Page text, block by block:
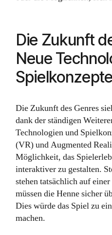
Die Zukunft
Neue
Spielkonzepte
Die Zukunft des Genres
dank der ständigen
Technologien und
(VR) und Augmented
Möglichkeit, das
interaktiver zu gestalten.
stehen tatsächlich auf
müssen die Henne sicher
Dies würde das Spiel zu
machen.